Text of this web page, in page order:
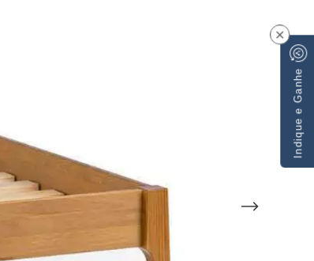
Indique e Ganhe
×